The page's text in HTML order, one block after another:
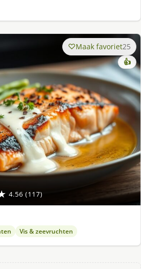
4.56 (117)
Maak favoriet25
👍
Vis & zeevruchten